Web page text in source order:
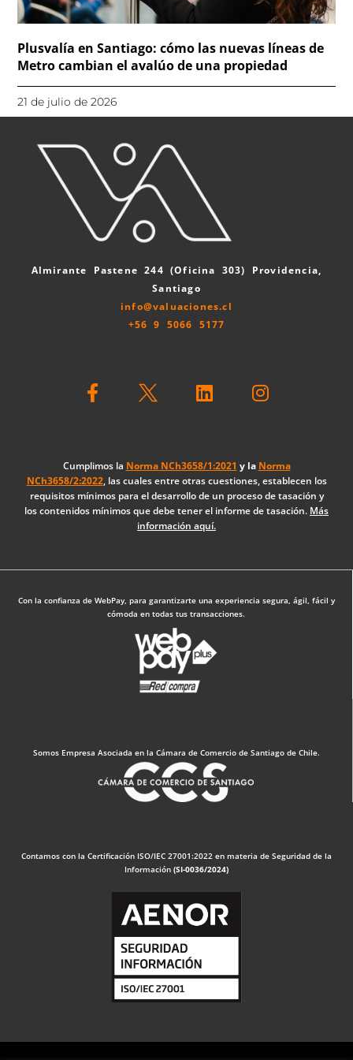
Plusvalía en Santiago: cómo las nuevas líneas de
Metro cambian el avalúo de una propiedad
21 de julio de 2026
Almirante Pastene 244 (Oficina 303) Providencia,
Santiago
info@valuaciones.cl
+56 9 5066 5177
a
o
o
k
i
d
i
n
n
g
r
a
Cumplimos la Norma NCh3658/1:2021 y la Norma
NCh3658/2:2022, las cuales entre otras cuestiones, establecen los
requisitos mínimos para el desarrollo de un proceso de tasación y
los contenidos mínimos que debe tener el informe de tasación. Más
información aquí.
Con la confianza de WebPay, para garantizarte una experiencia segura, ágil, fácil y
cómoda en todas tus transacciones.
Somos Empresa Asociada en la Cámara de Comercio de Santiago de Chile.
Contamos con la Certificación ISO/IEC 27001:2022 en materia de Seguridad de la
Información (SI-0036/2024)